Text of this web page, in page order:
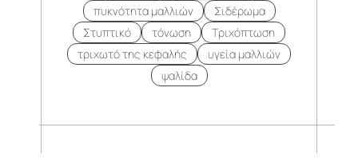
πυκνότητα μαλλιών
Σιδέρωμα
Στυπτικό
τόνωση
Τριχόπτωση
τριχωτό της κεφαλής
υγεία μαλλιών
ψαλίδα
.